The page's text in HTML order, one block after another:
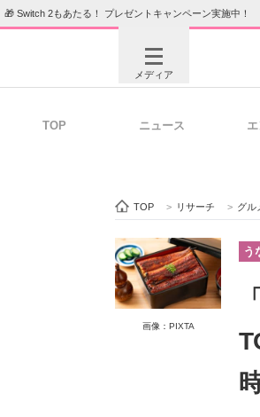
🎁 Switch 2もあたる！ プレゼントキャンペーン実施中！
メディア
ビジネスと働き方のヒ
ITエンジニア向け専門サ
TOP ニュース
TOP > リサーチ > グル
画像：PIXTA
う